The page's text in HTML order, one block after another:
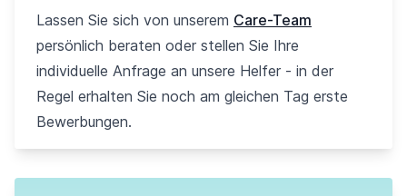
Lassen Sie sich von unserem Care-Team
persönlich beraten oder stellen Sie Ihre
individuelle Anfrage an unsere Helfer - in der
Regel erhalten Sie noch am gleichen Tag erste
Bewerbungen.